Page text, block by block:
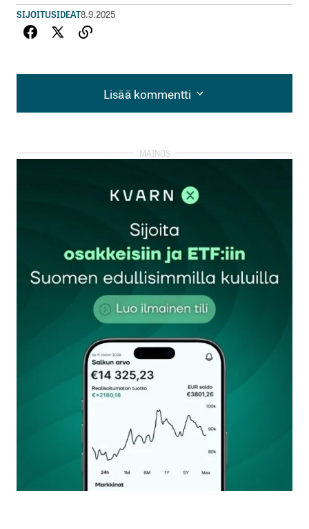
SIJOITUSIDEAT8.9.2025
Lisää kommentti
Lisää kommentti
kirjautua
rekisteröityä
Sähköpostiosoitettasi ei julkaista.Pakolliset
kentät on merkitty*
Kommentti*
Nimesi tai nimimerkkisi
Sähköpostiosoitteesi